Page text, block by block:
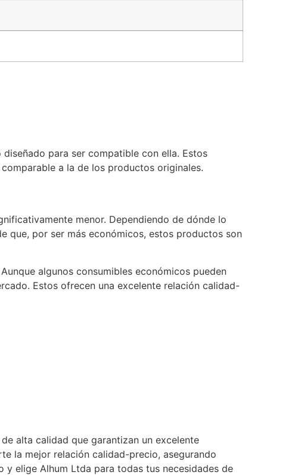
para ser compatible con ella. Estos
a la de los productos originales.
menor. Dependiendo de dónde lo
que, por ser más económicos, estos productos son
algunos consumibles económicos pueden
Estos ofrecen una excelente relación calidad-
alta calidad que garantizan un excelente
la mejor relación calidad-precio, asegurando
y elige Alhum Ltda para todas tus necesidades de